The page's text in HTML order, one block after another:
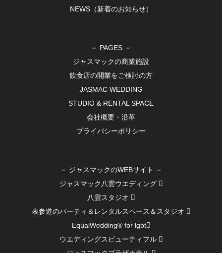
NEWS（新着のお知らせ）
－ PAGES －
ジャスマックの商業施設
飲食店の開業をご検討の方
JASMAC WEDDING
STUDIO & RENTAL SPACE
会社概要・沿革
プライバシーポリシー
－ ジャスマックのWEBサイト －
ジャスマック八雲ウエディング
八雲スタジオ
表参道のパーティ＆レンタルスペース＆スタジオ
EqualWedding® for lgbt
ウエディングスビューティフル